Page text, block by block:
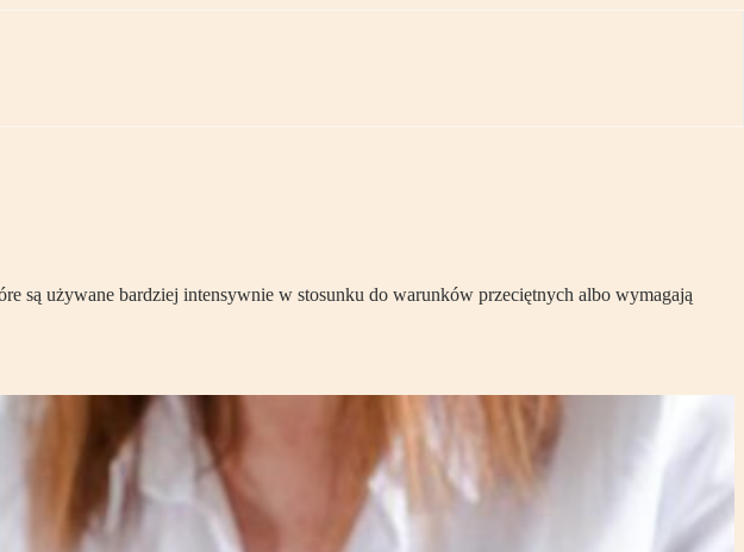
są używane bardziej intensywnie w stosunku do warunków przeciętnych albo wymagają